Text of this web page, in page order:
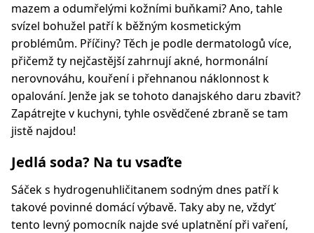
mazem a odumřelými kožními buňkami? Ano, tahle
svízel bohužel patří k běžným kosmetickým
problémům. Příčiny? Těch je podle dermatologů více,
přičemž ty nejčastější zahrnují akné, hormonální
nerovnováhu, kouření i přehnanou náklonnost k
opalování. Jenže jak se tohoto danajského daru zbavit?
Zapátrejte v kuchyni, tyhle osvědčené zbraně se tam
jistě najdou!
Jedlá soda? Na tu vsaďte
Sáček s hydrogenuhličitanem sodným dnes patří k
takové povinné domácí výbavě. Taky aby ne, vždyť
tento levný pomocník najde své uplatnění při vaření,